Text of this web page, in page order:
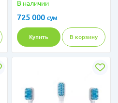
В наличии
725 000 сум
Купить В корзину